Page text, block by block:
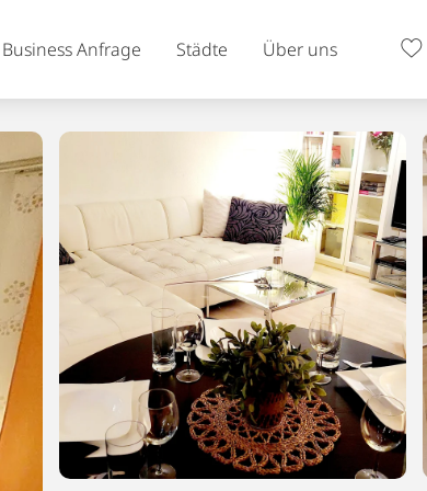
Business Anfrage Städte Über uns